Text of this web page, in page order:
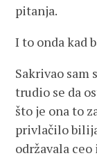
pitanja.
I to onda kad
Sakrivao sam
trudio se da
što je ona to
privlačilo
održavala